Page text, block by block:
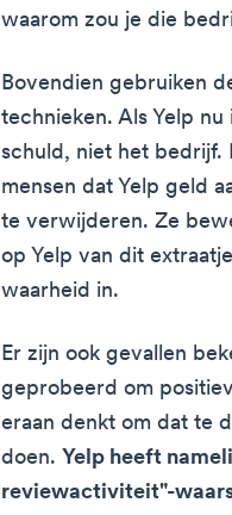
waarom zou je die
Bovendien gebruiken
technieken. Als Yelp
schuld, niet het bedrijf.
mensen dat Yelp geld
te verwijderen. Ze
op Yelp van dit
waarheid in.
Er zijn ook gevallen
geprobeerd om
eraan denkt om dat te
doen. Yelp heeft
reviewactiviteit"-